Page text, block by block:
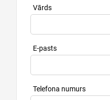
Vārds
E-pasts
Telefona numurs